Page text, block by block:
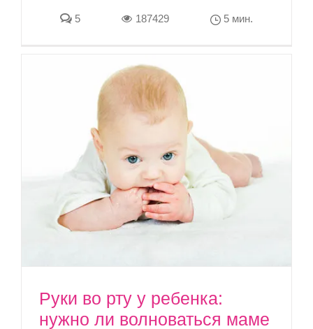
5 187429 5 мин.
Руки во рту у ребенка:
нужно ли волноваться маме